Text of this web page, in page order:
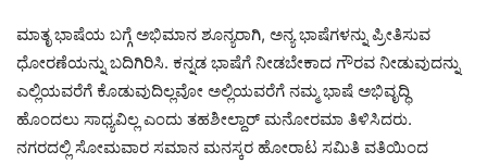
ಮಾತೃ ಭಾಷೆಯ ಬಗ್ಗೆ ಅಭಿಮಾನ ಶೂನ್ಯರಾಗಿ, ಅನ್ಯ ಭಾಷೆಗಳನ್ನು ಪ್ರೀತಿಸುವ
ಧೋರಣೆಯನ್ನು ಬದಿಗಿರಿಸಿ. ಕನ್ನಡ ಭಾಷೆಗೆ ನೀಡಬೇಕಾದ ಗೌರವ ನೀಡುವುದನ್ನು
ಎಲ್ಲಿಯವರೆಗೆ ಕೊಡುವುದಿಲ್ಲವೋ ಅಲ್ಲಿಯವರೆಗೆ ನಮ್ಮ ಭಾಷೆ ಅಭಿವೃದ್ಧಿ
ಹೊಂದಲು ಸಾಧ್ಯವಿಲ್ಲ ಎಂದು ತಹಶೀಲ್ದಾರ್ ಮನೋರಮಾ ತಿಳಿಸಿದರು.
ನಗರದಲ್ಲಿ ಸೋಮವಾರ ಸಮಾನ ಮನಸ್ಕರ ಹೋರಾಟ ಸಮಿತಿ ವತಿಯಿಂದ